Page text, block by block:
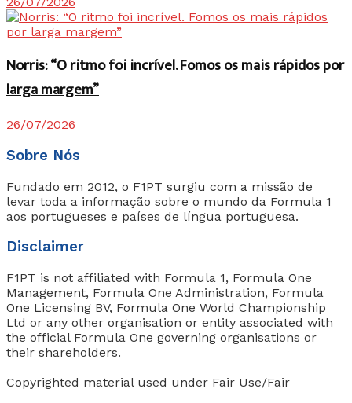
Norris: “O ritmo foi incrível. Fomos os mais rápidos por
larga margem”
26/07/2026
Sobre Nós
Fundado em 2012, o F1PT surgiu com a missão de
levar toda a informação sobre o mundo da Formula 1
aos portugueses e países de língua portuguesa.
Disclaimer
F1PT is not affiliated with Formula 1, Formula One
Management, Formula One Administration, Formula
One Licensing BV, Formula One World Championship
Ltd or any other organisation or entity associated with
the official Formula One governing organisations or
their shareholders.
Copyrighted material used under Fair Use/Fair